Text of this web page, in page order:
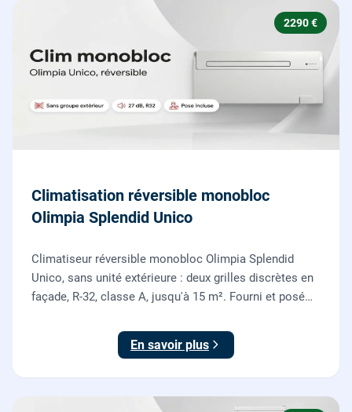
2290 €
Climatisation réversible monobloc
Olimpia Splendid Unico
Climatiseur réversible monobloc Olimpia Splendid
Unico, sans unité extérieure : deux grilles discrètes en
façade, R-32, classe A, jusqu'à 15 m². Fourni et posé
En savoir plus